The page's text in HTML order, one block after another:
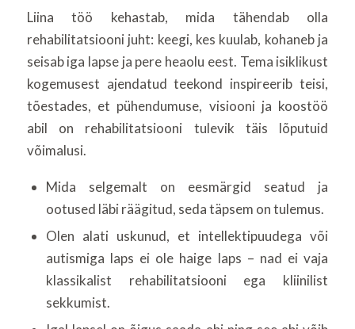
Liina töö kehastab, mida tähendab olla
rehabilitatsiooni juht: keegi, kes kuulab, kohaneb ja
seisab iga lapse ja pere heaolu eest. Tema isiklikust
kogemusest ajendatud teekond inspireerib teisi,
tõestades, et pühendumuse, visiooni ja koostöö
abil on rehabilitatsiooni tulevik täis lõputuid
võimalusi.
Mida selgemalt on eesmärgid seatud ja
ootused läbi räägitud, seda täpsem on tulemus.
Olen alati uskunud, et intellektipuudega või
autismiga laps ei ole haige laps – nad ei vaja
klassikalist rehabilitatsiooni ega kliinilist
sekkumist.